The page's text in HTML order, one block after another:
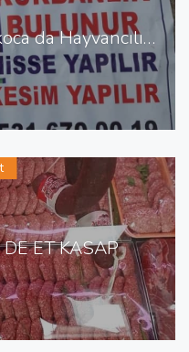
Çelik Hayvancılık Akçakoca da Hayvancılık Besicilik
ET KASAP